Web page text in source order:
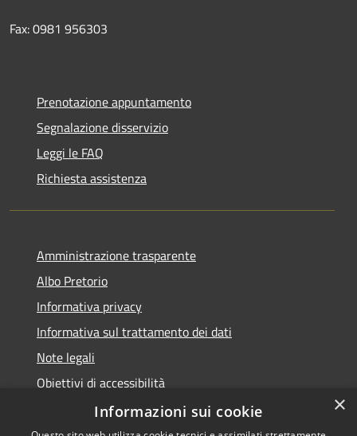
Fax: 0981 956303
Prenotazione appuntamento
Segnalazione disservizio
Leggi le FAQ
Richiesta assistenza
Amministrazione trasparente
Albo Pretorio
Informativa privacy
Informativa sul trattamento dei dati
Note legali
Obiettivi di accessibilità
Dichiarazione di accessibilità
×
Informazioni sui cookie